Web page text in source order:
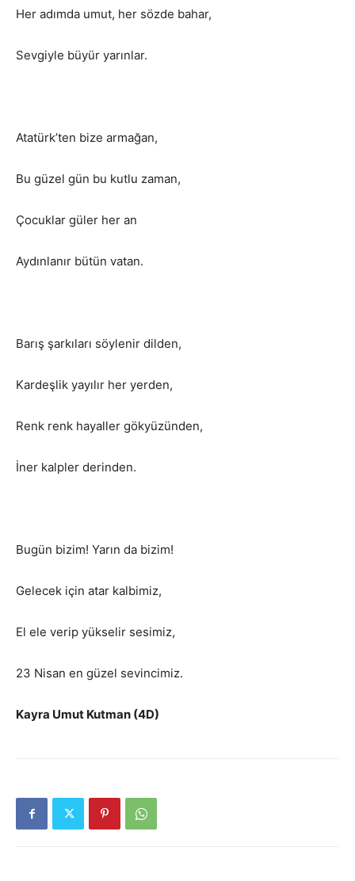
Her adımda umut, her sözde bahar,
Sevgiyle büyür yarınlar.
Atatürk’ten bize armağan,
Bu güzel gün bu kutlu zaman,
Çocuklar güler her an
Aydınlanır bütün vatan.
Barış şarkıları söylenir dilden,
Kardeşlik yayılır her yerden,
Renk renk hayaller gökyüzünden,
İner kalpler derinden.
Bugün bizim! Yarın da bizim!
Gelecek için atar kalbimiz,
El ele verip yükselir sesimiz,
23 Nisan en güzel sevincimiz.
Kayra Umut Kutman (4D)